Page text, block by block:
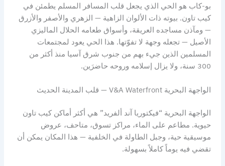
بو-كاب هو الحي الذي يجعل قلب المسافر المسلم يطمئن في
كيب تاون. بيوته ذات الألوان الزاهية — الزهري والأصفر والأزرق
— ومآذن مساجده العريقة، وأسواق طعامه الحلال الماليزي
الأصيل — تجعله وجهة لا تفوّتها. هذا الحي يعود لمجتمعات
المسلمين الذين جيء بهم من جنوب شرق آسيا منذ أكثر من
300 سنة، ولا يزال إسلامه وروحه حاضرَين.
الواجهة البحرية V&A Waterfront — قلب المدينة الحديث
الواجهة البحرية “فيكتوريا آند ألفريد” هي أكثر أماكن كيب تاون
حيوية. مطاعم على الماء، مراكز تسوق، متاحف، عروض
موسيقية حية، وجبل الطاولة في الخلفية — هذا المكان يمكن أن
تقضي فيه يوماً كاملاً بسهولة.